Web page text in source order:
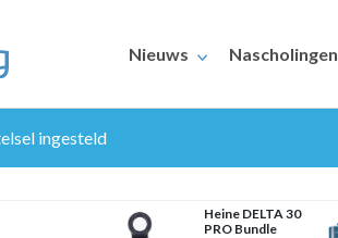
Nieuws Nascholingen
ingesteld
Heine DELTA 30
PRO Bundle